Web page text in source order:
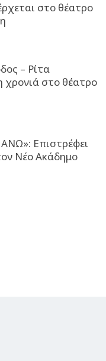
στο θέατρο
– Ρίτα
χρονιά στο θέατρο
Επιστρέφει
Νέο Ακάδημο